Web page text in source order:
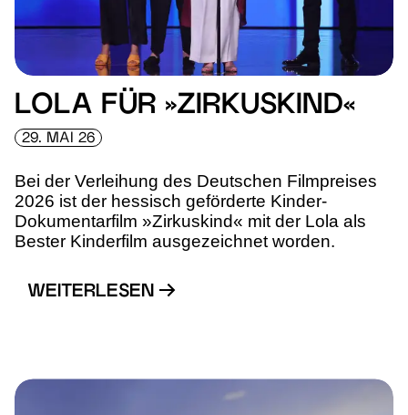
LOLA FÜR »ZIRKUSKIND«
29. MAI 26
Bei der Verleihung des Deutschen Filmpreises
2026 ist der hessisch geförderte Kinder-
Dokumentarfilm »Zirkuskind« mit der Lola als
Bester Kinderfilm ausgezeichnet worden.
WEITERLESEN